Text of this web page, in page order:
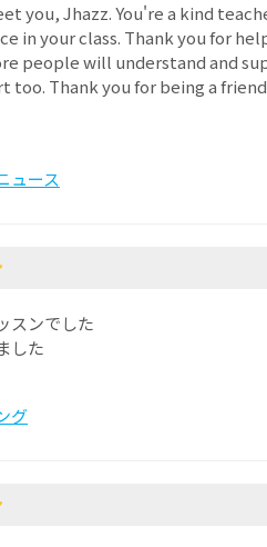
you, Jhazz. You're a kind
in your class. Thank you for
people will understand and
too. Thank you for being a
ュース
スンでした
した
グ